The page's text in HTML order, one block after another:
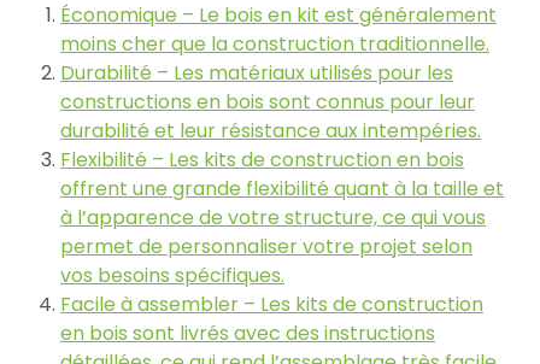
Économique – Le bois en kit est généralement
moins cher que la construction traditionnelle.
Durabilité – Les matériaux utilisés pour les
constructions en bois sont connus pour leur
durabilité et leur résistance aux intempéries.
Flexibilité – Les kits de construction en bois
offrent une grande flexibilité quant à la taille et
à l’apparence de votre structure, ce qui vous
permet de personnaliser votre projet selon
vos besoins spécifiques.
Facile à assembler – Les kits de construction
en bois sont livrés avec des instructions